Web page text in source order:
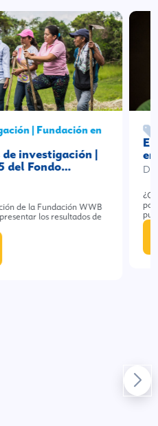
| Fundación en
investigación |
del Fondo…
de la Fundación WWB
los resultados de
El
por